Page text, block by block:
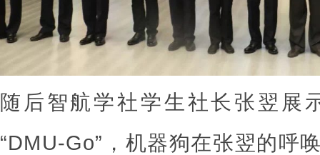
随后智航学社学生社长张翌展
“DMU-Go”，机器狗在张翌的呼